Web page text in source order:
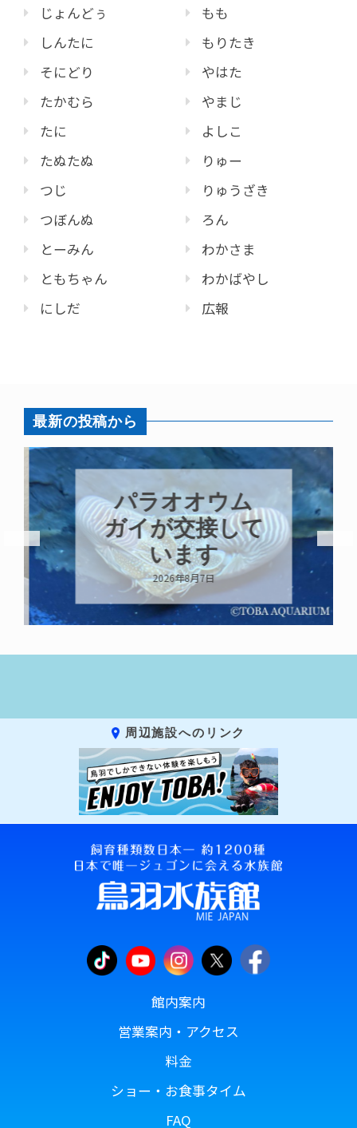
じょんどぅ
しんたに
そにどり
たかむら
たに
たぬたぬ
つじ
つぼんぬ
とーみん
ともちゃん
にしだ
もも
もりたき
やはた
やまじ
よしこ
りゅー
りゅうざき
ろん
わかさま
わかばやし
広報
最新の投稿から
パラオオウム
ガイが交接して
います
2026年8月7日
周辺施設へのリンク
館内案内
営業案内・アクセス
料金
ショー・お食事タイム
FAQ